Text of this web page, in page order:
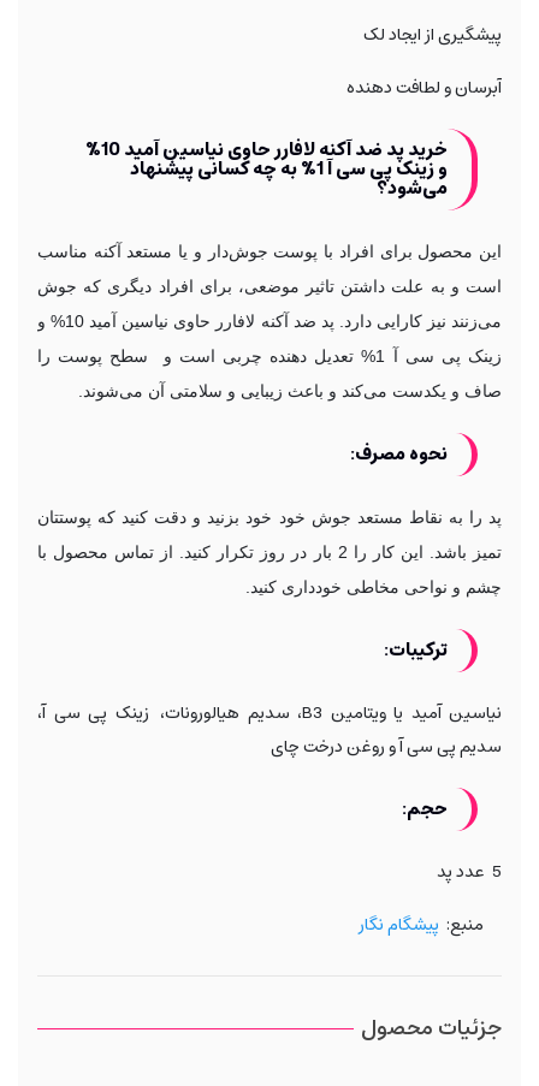
پیشگیری از ایجاد لک
آبرسان و لطافت دهنده
خرید پد ضد آکنه لافارر حاوی نیاسین آمید 10%
و زینک پی سی آ 1% به چه کسانی پیشنهاد
می‌شود؟
این محصول برای افراد با پوست جوش‌دار و یا مستعد آکنه مناسب
است و به علت داشتن تاثیر موضعی، برای افراد دیگری که جوش
می‌زنند نیز کارایی دارد. پد ضد آکنه لافارر حاوی نیاسین آمید 10% و
زینک پی سی آ 1% تعدیل دهنده چربی است و سطح پوست را
صاف و یکدست می‌کند و باعث زیبایی و سلامتی آن می‌شوند.
نحوه مصرف:
پد را به نقاط مستعد جوش خود خود بزنید و دقت کنید که پوستتان
تمیز باشد. این کار را 2 بار در روز تکرار کنید. از تماس محصول با
چشم و نواحی مخاطی خودداری کنید.
ترکیبات:
نیاسین آمید یا ویتامین B3، سدیم هیالورونات، زینک پی سی آ،
سدیم پی سی آ و روغن درخت چای
حجم:
5 عدد پد
منبع: پیشگام نگار
جزئیات محصول